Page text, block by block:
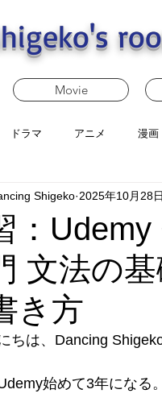
Movie
ドラマ アニメ 漫画
：
文法の
き方
Shigeko 2025年10月28日
ちは、Dancing Shigeko
始めて3年になる。